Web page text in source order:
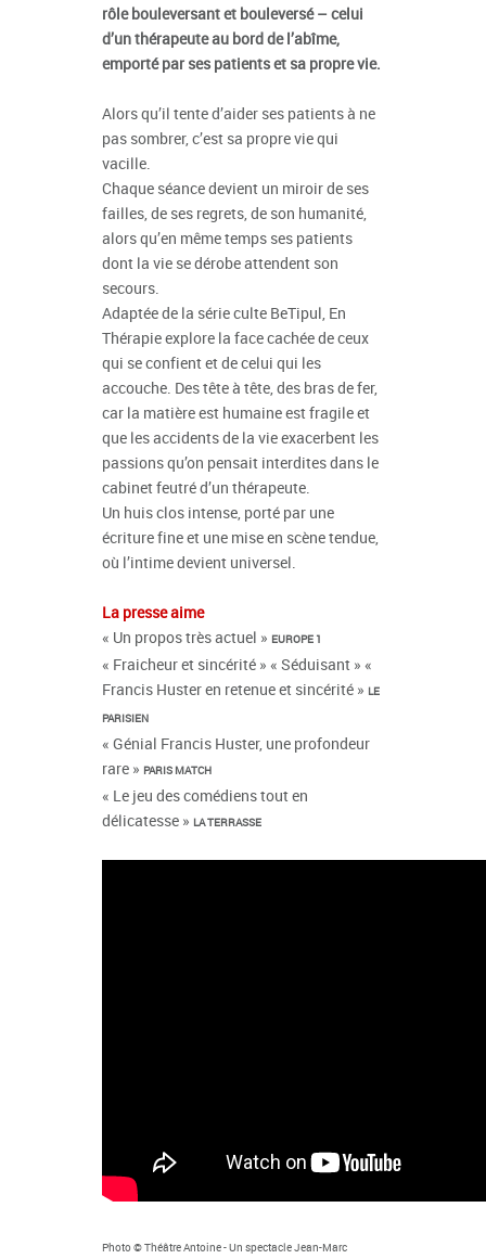
rôle bouleversant et bouleversé – celui
d’un thérapeute au bord de l’abîme,
emporté par ses patients et sa propre vie.
Alors qu’il tente d’aider ses patients à ne
pas sombrer, c’est sa propre vie qui
vacille.
Chaque séance devient un miroir de ses
failles, de ses regrets, de son humanité,
alors qu’en même temps ses patients
dont la vie se dérobe attendent son
secours.
Adaptée de la série culte BeTipul, En
Thérapie explore la face cachée de ceux
qui se confient et de celui qui les
accouche. Des tête à tête, des bras de fer,
car la matière est humaine est fragile et
que les accidents de la vie exacerbent les
passions qu’on pensait interdites dans le
cabinet feutré d’un thérapeute.
Un huis clos intense, porté par une
écriture fine et une mise en scène tendue,
où l’intime devient universel.
La presse aime
« Un propos très actuel » EUROPE 1
« Fraicheur et sincérité » « Séduisant » «
Francis Huster en retenue et sincérité » LE
PARISIEN
« Génial Francis Huster, une profondeur
rare » PARIS MATCH
« Le jeu des comédiens tout en
délicatesse » LA TERRASSE
Photo © Théâtre Antoine -Un spectacle Jean-Marc